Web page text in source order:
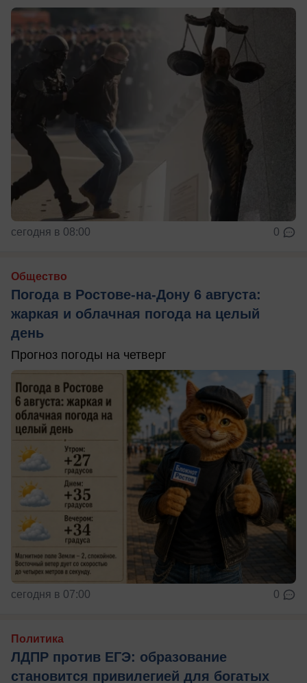
сегодня в 08:00 0
Общество
Погода в Ростове-на-Дону 6 августа:
жаркая и облачная погода на целый
день
Прогноз погоды на четверг
сегодня в 07:00 0
Политика
ЛДПР против ЕГЭ: образование
становится привилегией для богатых